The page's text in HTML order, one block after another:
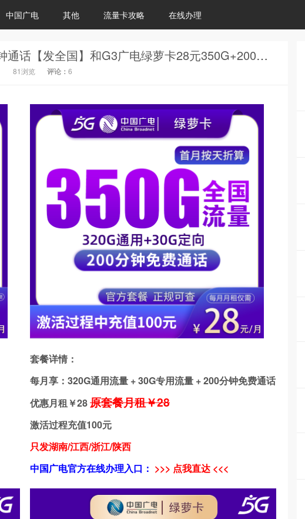
中国广电 其他 流量卡攻略 在线办理
G2广电双百卡19元100G通用+100分钟通话【发全国】和G3广电绿萝卡28元350G+200分钟【只发湖南/江西/浙江/陕西】价格对比哪家低？
81浏览 评论： 6
套餐详情：
每月享：320G通用流量 + 30G专用流量 + 200分钟免费通话
优惠月租￥28原套餐月租￥28
激活过程充值100元
只发湖南/江西/浙江/陕西
中国广电官方在线办理入口： >>> 点我直达 <<<